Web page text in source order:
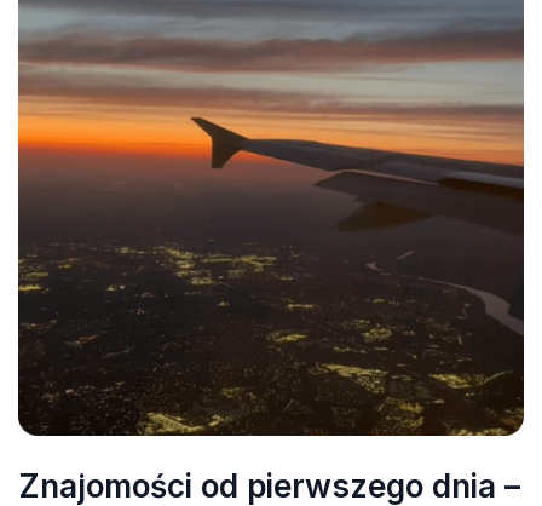
Znajomości od pierwszego dnia –